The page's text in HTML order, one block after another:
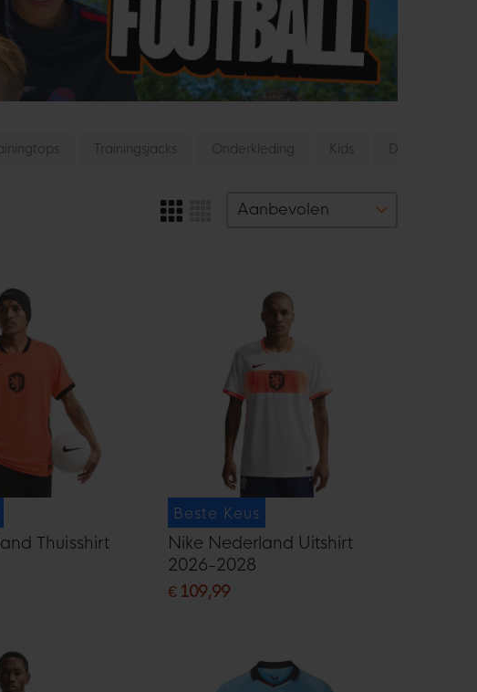
Trainingsjacks Onderkleding Kids Dames
Thuisshirt
Beste Keus
Nike Nederland Uitshirt
2026-2028
€ 109,99